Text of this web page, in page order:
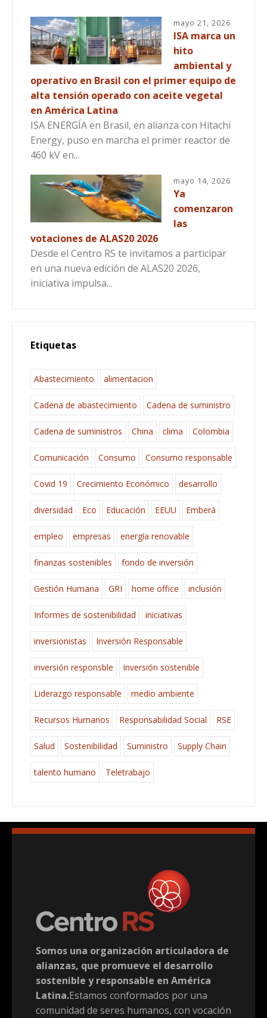
mayo 21, 2026
ISA marca un
hito
ambiental y
operativo en Brasil con el primer equipo de
alta tensión operado con aceite vegetal
en América Latina
ISA ENERGÍA en Brasil, en alianza con Hitachi
Energy, puso en marcha el primer reactor de
460 kV en...
mayo 14, 2026
Ya
comenzaron
las
votaciones de ALAS20 2026
Desde el Centro RS te invitamos a participar
en una nueva edición de ALAS20 2026,
iniciativa impulsa...
Etiquetas
Abastecimiento alimentacion
Cadena de abastecimiento Cadena de suministro
Cadena de suministros China clima Colombia
Comunicación Consumo Consumo responsable
Covid 19 Crecimiento Económico desarrollo
diversidad Eco Educación EEUU Emberá
empleo empresas energía renovable
finanzas sostenibles fondo de inversión
Gestión Humana GRI home office inclusión
Informes de sostenibilidad iniciativas
inversionistas Inversión Responsable
inversión responsble Inversión sostenible
Liderazgo responsable medio ambiente
Recursos Humanos Responsabilidad Social RSE
Salud Sostenibilidad Suministro Supply Chain
talento humano Teletrabajo
Somos una organización articuladora de
alianzas, que promueve el desarrollo
sostenible y responsable en América
Latina.Estamos conformados por una
comunidad de seres humanos, con vocación